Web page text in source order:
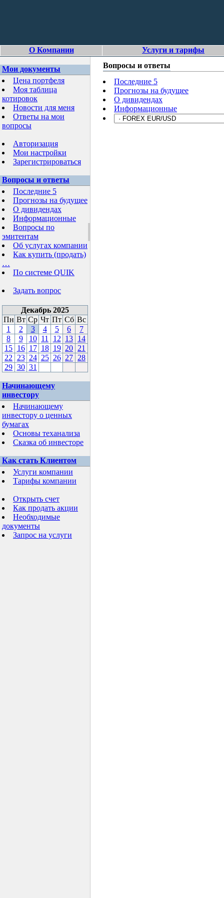
О Компании Услуги и тарифы
Мои документы
Цена портфеля
Моя таблица
котировок
Новости для меня
Ответы на мои
вопросы
Авторизация
Мои настройки
Зарегистрироваться
Вопросы и ответы
Последние 5
Прогнозы на будущее
О дивидендах
Информационные
Вопросы по
эмитентам
Об услугах компании
Как купить (продать)
…
По системе QUIK
Задать вопрос
Декабрь 2025
Пн Вт Ср Чт Пт Сб Вс
1
2 3 4 5 6
7
8
9 10 11 12 13 14
15 16 17 18 19 20 21
22
23 24 25 26 27 28
29 30 31
Начинающему
инвестору
Начинающему
инвестору о ценных
бумагах
Основы теханализа
Сказка об инвесторе
Как стать Клиентом
Услуги компании
Тарифы компании
Открыть счет
Как продать акции
Необходимые
документы
Запрос на услуги
Вопросы и ответы
Последние 5
Прогнозы на будущее
О дивидендах
Информационные